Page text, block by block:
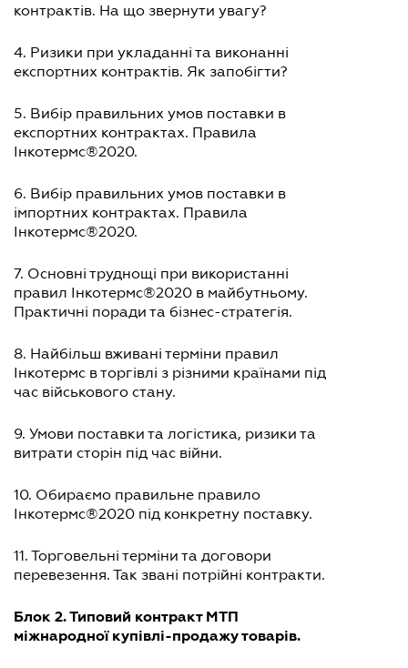
контрактів. На що звернути увагу?
4. Ризики при укладанні та виконанні
експортних контрактів. Як запобігти?
5. Вибір правильних умов поставки в
експортних контрактах. Правила
Інкотермс®2020.
6. Вибір правильних умов поставки в
імпортних контрактах. Правила
Інкотермс®2020.
7. Основні труднощі при використанні
правил Інкотермс®2020 в майбутньому.
Практичні поради та бізнес-стратегія.
8. Найбільш вживані терміни правил
Інкотермс в торгівлі з різними країнами під
час військового стану.
9. Умови поставки та логістика, ризики та
витрати сторін під час війни.
10. Обираємо правильне правило
Інкотермс®2020 під конкретну поставку.
11. Торговельні терміни та договори
перевезення. Так звані потрійні контракти.
Блок 2. Типовий контракт МТП
міжнародної купівлі-продажу товарів.